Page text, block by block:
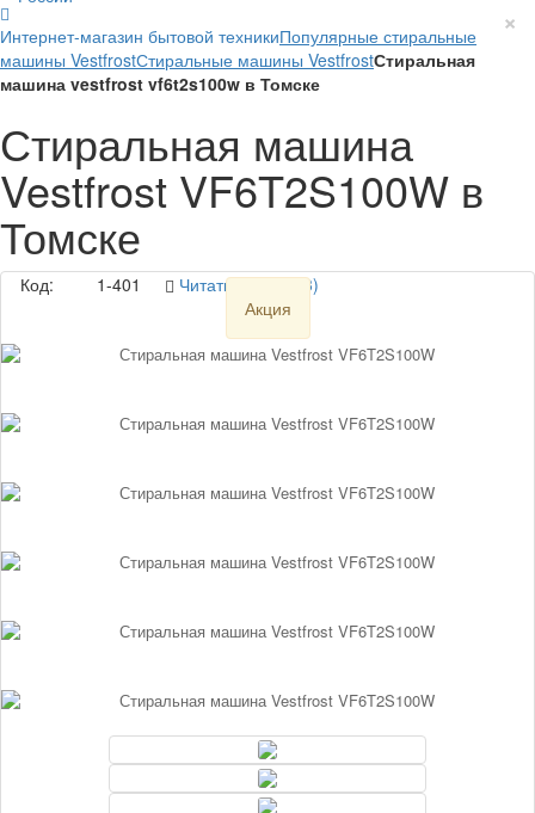
×
Интернет-магазин бытовой техникиПопулярные стиральные
машины VestfrostСтиральные машины VestfrostСтиральная
машина vestfrost vf6t2s100w в Томске
Стиральная машина
Vestfrost VF6T2S100W в
Томске
Код: 1-401
Читать отзывы (3)
Акция